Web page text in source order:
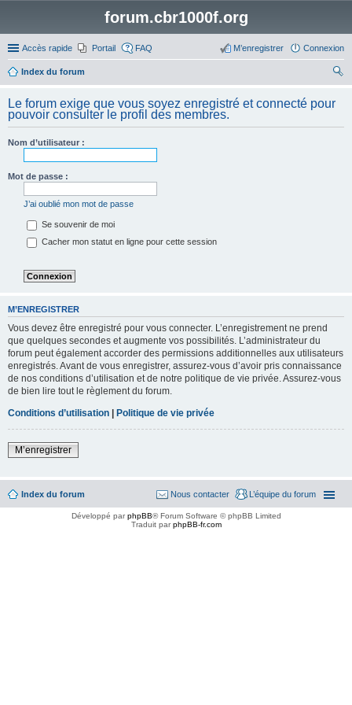
forum.cbr1000f.org
Accès rapide Portail FAQ Connexion
M’enregistrer
Index du forum
her
ch
Le forum exige que vous soyez enregistré et connecté pour
pouvoir consulter le profil des membres.
Nom d’utilisateur :
Mot de passe :
J’ai oublié mon mot de passe
Se souvenir de moi
Cacher mon statut en ligne pour cette session
M’ENREGISTRER
Vous devez être enregistré pour vous connecter. L’enregistrement ne prend
que quelques secondes et augmente vos possibilités. L’administrateur du
forum peut également accorder des permissions additionnelles aux utilisateurs
enregistrés. Avant de vous enregistrer, assurez-vous d’avoir pris connaissance
de nos conditions d’utilisation et de notre politique de vie privée. Assurez-vous
de bien lire tout le règlement du forum.
Conditions d’utilisation | Politique de vie privée
M’enregistrer
Index du forum L’équipe du forum
Nous contacter
Développé parphpBB® Forum Software © phpBB Limited
Traduit parphpBB-fr.com